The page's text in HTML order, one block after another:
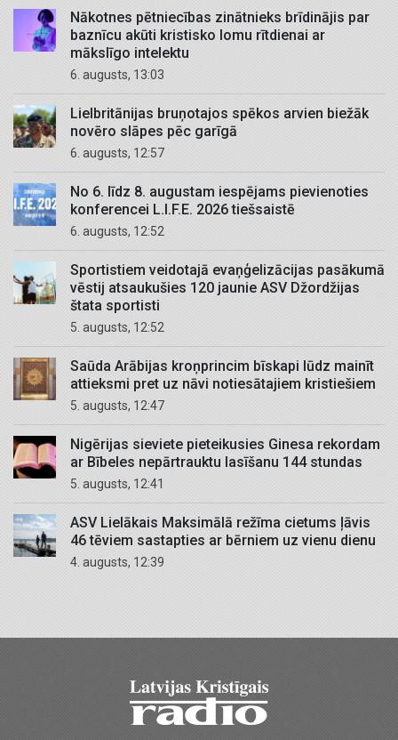
Nākotnes pētniecības zinātnieks brīdinājis par
baznīcu akūti kristisko lomu rītdienai ar
mākslīgo intelektu
6. augusts, 13:03
Lielbritānijas bruņotajos spēkos arvien biežāk
novēro slāpes pēc garīgā
6. augusts, 12:57
No 6. līdz 8. augustam iespējams pievienoties
konferencei L.I.F.E. 2026 tiešsaistē
6. augusts, 12:52
Sportistiem veidotajā evaņģelizācijas pasākumā
vēstij atsaukušies 120 jaunie ASV Džordžijas
štata sportisti
5. augusts, 12:52
Saūda Arābijas kroņprincim bīskapi lūdz mainīt
attieksmi pret uz nāvi notiesātajiem kristiešiem
5. augusts, 12:47
Nigērijas sieviete pieteikusies Ginesa rekordam
ar Bībeles nepārtrauktu lasīšanu 144 stundas
5. augusts, 12:41
ASV Lielākais Maksimālā režīma cietums ļāvis
46 tēviem sastapties ar bērniem uz vienu dienu
4. augusts, 12:39